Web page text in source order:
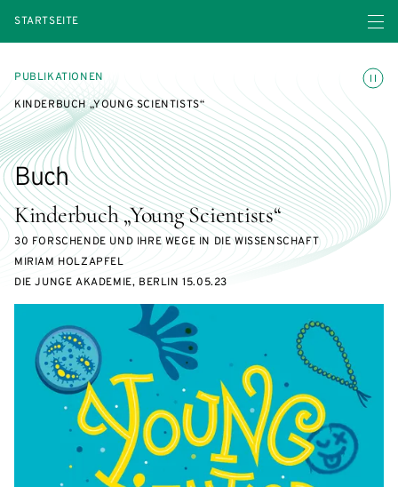
STARTSEITE Menü
PUBLIKATIONEN
KINDERBUCH „YOUNG SCIENTISTS“
Kinderbuch „Young Scientists“
30 FORSCHENDE UND IHRE WEGE IN DIE WISSENSCHAFT
Buch
MIRIAM HOLZAPFEL
DIE JUNGE AKADEMIE, BERLIN 15.05.23